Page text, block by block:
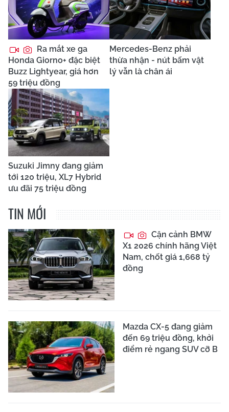
Ra mắt xe ga
Honda Giorno+ đặc biệt
Buzz Lightyear, giá hơn
59 triệu đồng
Mercedes-Benz phải
thừa nhận - nút bấm vật
lý vẫn là chân ái
Suzuki Jimny đang giảm
tới 120 triệu, XL7 Hybrid
ưu đãi 75 triệu đồng
TIN MỚI
Cận cảnh BMW
X1 2026 chính hãng Việt
Nam, chốt giá 1,668 tỷ
đồng
Mazda CX-5 đang giảm
đến 69 triệu đồng, khởi
điểm rẻ ngang SUV cỡ B